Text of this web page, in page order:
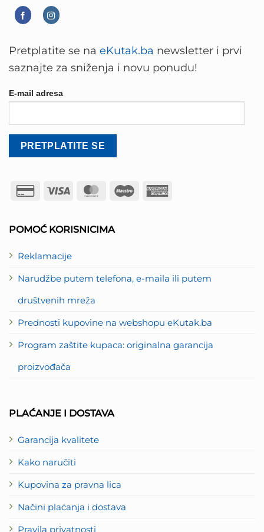
POMOĆ KORISNICIMA
Reklamacije
Narudžbe putem telefona, e-maila ili putem
društvenih mreža
Prednosti kupovine na webshopu eKutak.ba
Program zaštite kupaca: originalna garancija
proizvođača
PLAĆANJE I DOSTAVA
Garancija kvalitete
Kako naručiti
Kupovina za pravna lica
Načini plaćanja i dostava
Pravila privatnosti
Pretplatite se na eKutak.ba newsletter i prvi
saznajte za sniženja i novu ponudu!
E-mail adresa
Credit
Visa MasterCard
Maestro